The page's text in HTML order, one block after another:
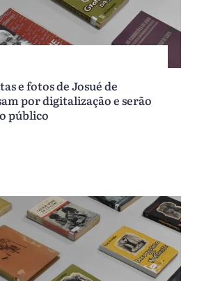
e fotos de Josué de
por digitalização e serão
público